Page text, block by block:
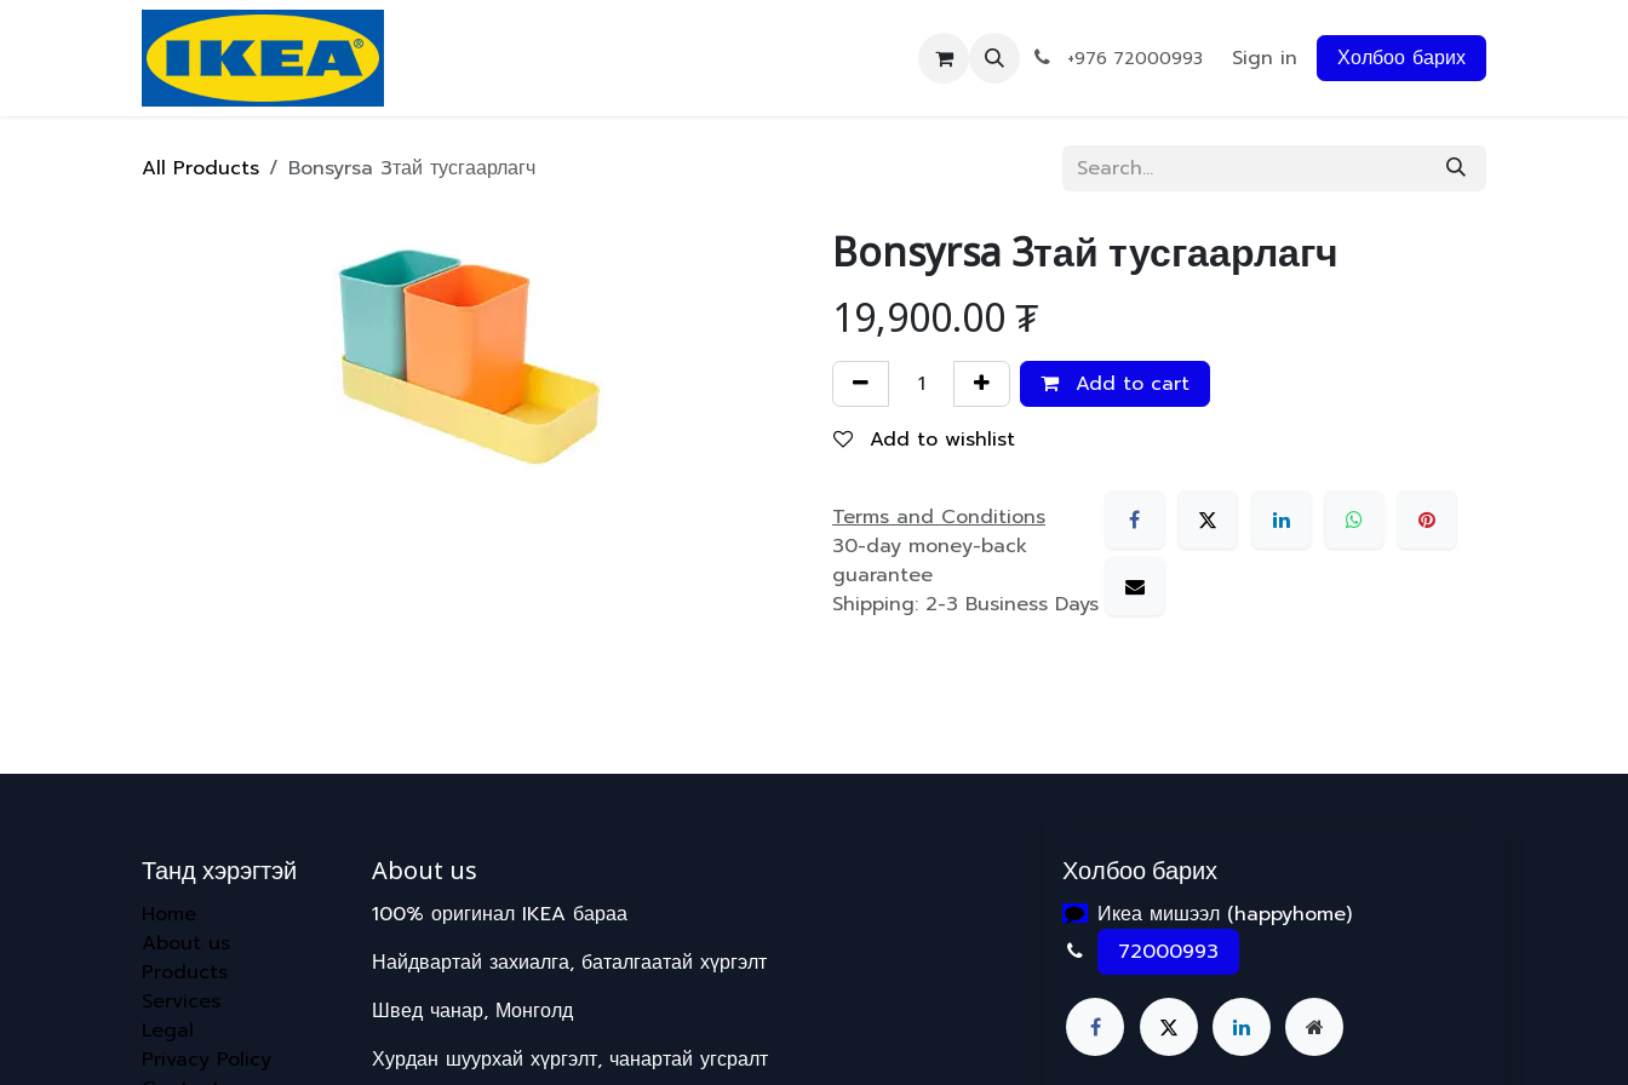
Skip to Content
+976 72000993 Sign in Холбоо барих
All Products Bonsyrsa 3тай тусгаарлагч
Bonsyrsa 3тай тусгаарлагч
19,900.00₮
Add to cart
Add to wishlist
Terms and Conditions
30-day money-back
guarantee
Shipping: 2-3 Business Days
Танд хэрэгтэй
Home
About us
Products
Services
Legal
Privacy Policy
About us
100% оригинал IKEA бараа
Найдвартай захиалга, баталгаатай хүргэлт
Швед чанар, Монголд
Хурдан шуурхай хүргэлт, чанартай угсралт
Холбоо барих
Икеа мишээл (happyhome)
72000993